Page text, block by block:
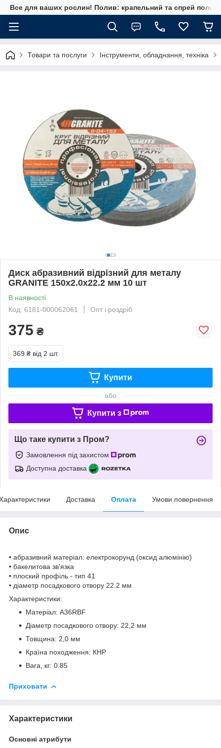
Все для ваших рослин! Полив: крапельний та спрей полив,
Товари та послуги Інструменти, обладнання, техніка
Диск абразивний відрізний для металу
GRANITE 150х2.0х22.2 мм 10 шт
В наявності
Код: 6181-000062061
Опт і роздріб
375 ₴
369 ₴ від 2 шт.
Купити
або
Купити з
Що таке купити з Пром?
Замовлення під захистом
Доступна доставка
Доставка Оплата Умови повернення
Опис
• абразивний матеріал: електрокорунд (оксид алюмінію)
• бакелитова зв'язка
• плоский профіль - тип 41
• діаметр посадкового отвору 22.2 мм
Характеристики:
Матеріал: A36RBF
Діаметр посадкового отвору: 22,2 мм
Товщина: 2,0 мм
Країна походження: КНР
Вага, кг: 0.85
Приховати
Характеристики
Основні атрибути